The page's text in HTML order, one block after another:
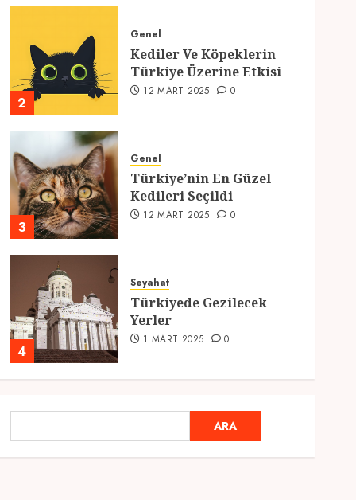
2
Genel
Kediler Ve Köpeklerin
Türkiye Üzerine Etkisi
12 MART 2025 0
3
Genel
Türkiye’nin En Güzel
Kedileri Seçildi
12 MART 2025 0
4
Seyahat
Türkiyede Gezilecek
Yerler
1 MART 2025 0
Ramazan Ayı 2025:
Manevi Atmosfer ve Özel
Hazırlıklar
ARA